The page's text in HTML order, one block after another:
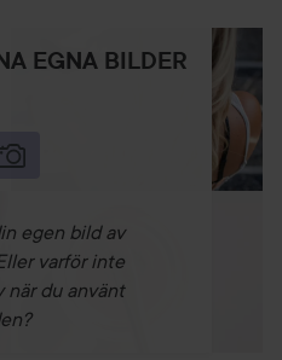
hår och massera försiktigt
inte), låt verka i 1 minut och
ett balsam efter MAXI.WASH.
syror från Papaya,
och kemikalier.
flagnande hårbotten.
näringsämnen.
EGNA BILDER
egen bild av
varför inte
när du använt